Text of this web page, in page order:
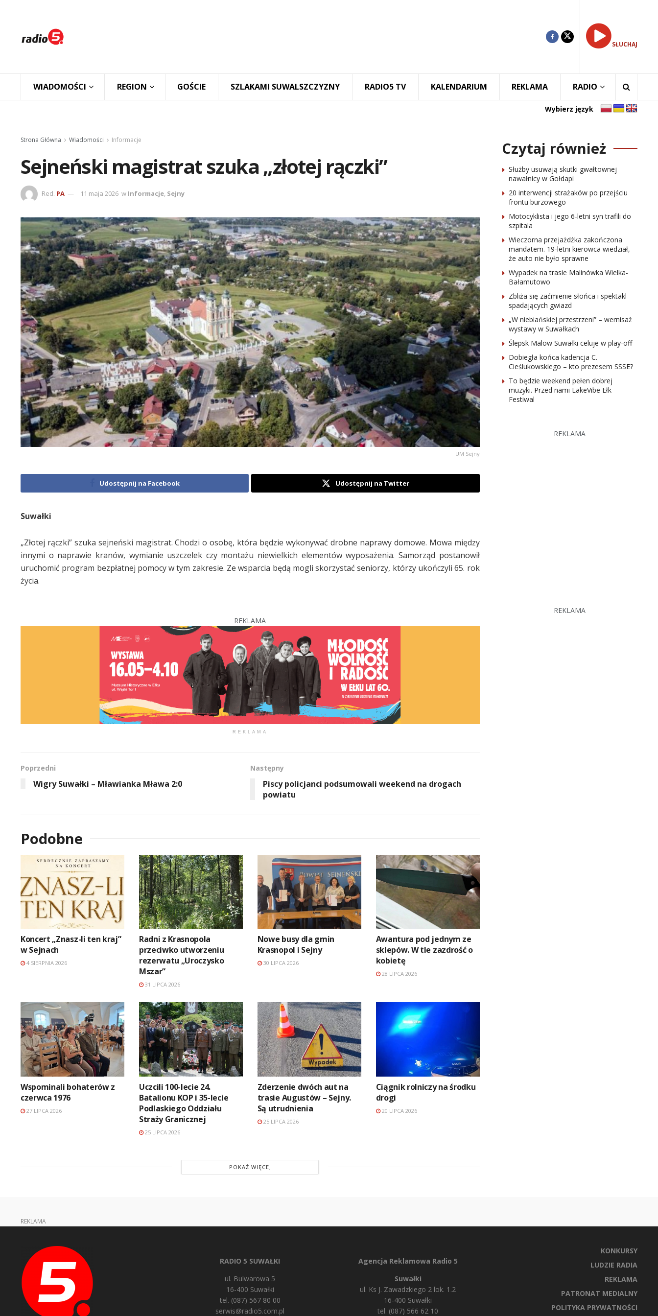
SŁUCHAJ
WIADOMOŚCI REGION GOŚCIE SZLAKAMI SUWALSZCZYZNY RADIO5 TV KALENDARIUM REKLAMA RADIO
Wybierz język
Strona Główna Wiadomości Informacje
Sejneński magistrat szuka „złotej rączki”
Red. PA 11 maja 2026 w Informacje, Sejny
UM Sejny
Udostępnij na Facebook Udostępnij na Twitter
Suwałki
„Złotej rączki” szuka sejneński magistrat. Chodzi o osobę, która będzie wykonywać drobne naprawy domowe. Mowa między
innymi o naprawie kranów, wymianie uszczelek czy montażu niewielkich elementów wyposażenia. Samorząd postanowił
uruchomić program bezpłatnej pomocy w tym zakresie. Ze wsparcia będą mogli skorzystać seniorzy, którzy ukończyli 65. rok
życia.
REKLAMA
REKLAMA
Poprzedni
Wigry Suwałki – Mławianka Mława 2:0
Następny
Piscy policjanci podsumowali weekend na drogach
powiatu
Podobne
Koncert „Znasz-li ten kraj”
w Sejnach
4 SIERPNIA 2026
Radni z Krasnopola
przeciwko utworzeniu
rezerwatu „Uroczysko
Mszar”
31 LIPCA 2026
Nowe busy dla gmin
Krasnopol i Sejny
30 LIPCA 2026
Awantura pod jednym ze
sklepów. W tle zazdrość o
kobietę
28 LIPCA 2026
Wspominali bohaterów z
czerwca 1976
27 LIPCA 2026
Uczcili 100-lecie 24.
Batalionu KOP i 35-lecie
Podlaskiego Oddziału
Straży Granicznej
25 LIPCA 2026
Zderzenie dwóch aut na
trasie Augustów – Sejny.
Są utrudnienia
25 LIPCA 2026
Ciągnik rolniczy na środku
drogi
20 LIPCA 2026
POKAŻ WIĘCEJ
Czytaj również
Służby usuwają skutki gwałtownej
nawałnicy w Gołdapi
20 interwencji strażaków po przejściu
frontu burzowego
Motocyklista i jego 6-letni syn trafili do
szpitala
Wieczorna przejażdżka zakończona
mandatem. 19-letni kierowca wiedział,
że auto nie było sprawne
Wypadek na trasie Malinówka Wielka-
Bałamutowo
Zbliża się zaćmienie słońca i spektakl
spadających gwiazd
„W niebiańskiej przestrzeni” – wernisaż
wystawy w Suwałkach
Ślepsk Malow Suwałki celuje w play-off
Dobiegła końca kadencja C.
Cieślukowskiego – kto prezesem SSSE?
To będzie weekend pełen dobrej
muzyki. Przed nami LakeVibe Ełk
Festiwal
REKLAMA
REKLAMA
REKLAMA
RADIO 5 SUWAŁKI
ul. Bulwarowa 5
16-400 Suwałki
tel. (087) 567 80 00
serwis@radio5.com.pl
Agencja Reklamowa Radio 5
Suwałki
ul. Ks J. Zawadzkiego 2 lok. 1.2
16-400 Suwałki
tel. (087) 566 62 10
KONKURSY
LUDZIE RADIA
REKLAMA
PATRONAT MEDIALNY
POLITYKA PRYWATNOŚCI